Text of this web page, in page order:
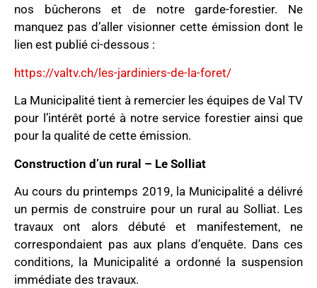
nos bûcherons et de notre garde-forestier. Ne
manquez pas d’aller visionner cette émission dont le
lien est publié ci-dessous :
https://valtv.ch/les-jardiniers-de-la-foret/
La Municipalité tient à remercier les équipes de Val TV
pour l’intérêt porté à notre service forestier ainsi que
pour la qualité de cette émission.
Construction d’un rural – Le Solliat
Au cours du printemps 2019, la Municipalité a délivré
un permis de construire pour un rural au Solliat. Les
travaux ont alors débuté et manifestement, ne
correspondaient pas aux plans d’enquête. Dans ces
conditions, la Municipalité a ordonné la suspension
immédiate des travaux.